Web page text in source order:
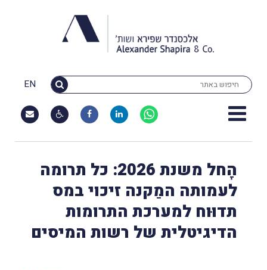
EN
הָחל משנת 2026: כל תרומה
לעמותה המַקנה זיכוי במס
תדוּוח למערכת התרומות
הדיגיטלית של רשות המיסים